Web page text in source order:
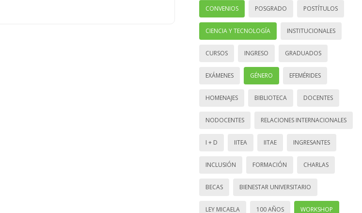
CONVENIOS POSGRADO POSTÍTULOS
CIENCIA Y TECNOLOGÍA INSTITUCIONALES
CURSOS INGRESO GRADUADOS
EXÁMENES GÉNERO EFEMÉRIDES
HOMENAJES BIBLIOTECA DOCENTES
NODOCENTES RELACIONES INTERNACIONALES
I + D IITEA IITAE INGRESANTES
INCLUSIÓN FORMACIÓN CHARLAS
BECAS BIENESTAR UNIVERSITARIO
LEY MICAELA 100 AÑOS WORKSHOP